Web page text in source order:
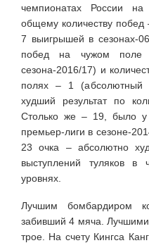
чемпионатах России
общему количеству
7 выигрышей в сезонах-
побед на чужом поле
сезона-2016/17) и
полях – 1 (абсолютный
худший результат по
Столько же – 19, было у
премьер-лиги в сезоне-
23 очка – абсолютно
выступлений туляков в
уровнях.
Лучшим бомбардиром
забивший 4 мяча. Лучшими
трое. На счету Кингса